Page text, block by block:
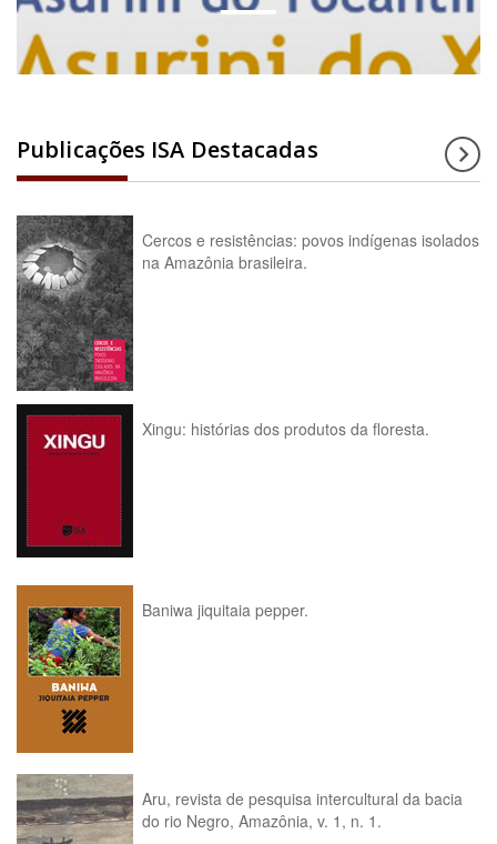
Publicações ISA Destacadas
Cercos e resistências: povos indígenas isolados
na Amazônia brasileira.
Xingu: histórias dos produtos da floresta.
Baniwa jiquitaia pepper.
Aru, revista de pesquisa intercultural da bacia
do rio Negro, Amazônia, v. 1, n. 1.